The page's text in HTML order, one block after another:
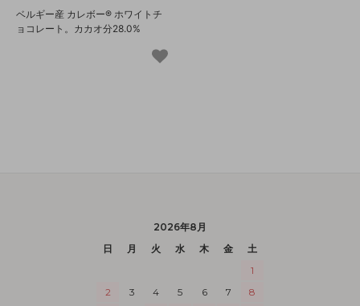
ベルギー産 カレボー® ホワイトチ
ョコレート。カカオ分28.0%
2026年8月
日
月 火 水 木 金
土
1
2
3 4 5 6 7
8